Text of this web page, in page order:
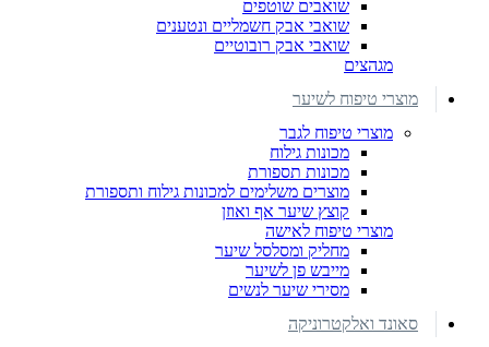
שואבים שוטפים
שואבי אבק חשמליים ונטענים
שואבי אבק רובוטיים
מגהצים
מוצרי טיפוח לשיער
מוצרי טיפוח לגבר
מכונות גילוח
מכונות תספורת
מוצרים משלימים למכונות גילוח ותספורת
קוצץ שיער אף ואוזן
מוצרי טיפוח לאישה
מחליק ומסלסל שיער
מייבש פן לשיער
מסירי שיער לנשים
סאונד ואלקטרוניקה